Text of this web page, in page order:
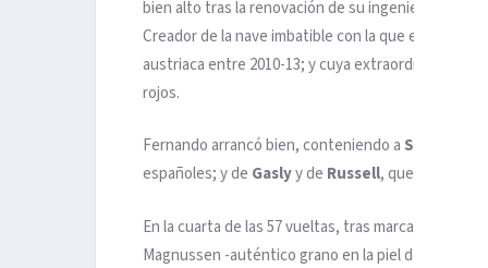
bien alto tras la renovación de su ingeniero
Creador de la nave imbatible con la que el alemán
austriaca entre 2010-13; y cuya extraordinaria
rojos.
Fernando arrancó bien, conteniendo a Sainz
españoles; y de Gaslyy de Russell, que habían
En la cuarta de las 57 vueltas, tras marcarse en la
Magnussen -auténtico grano en la piel del